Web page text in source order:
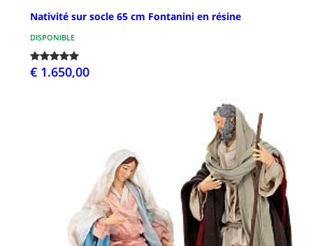
Nativité sur socle 65 cm Fontanini en résine
DISPONIBLE
€ 1.650,00